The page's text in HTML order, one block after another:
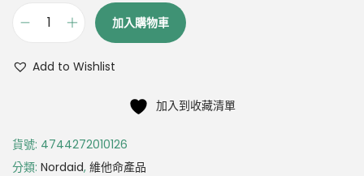
加入購物車
Add to Wishlist
加入到收藏清單
貨號: 4744272010126
分類: Nordaid, 維他命產品